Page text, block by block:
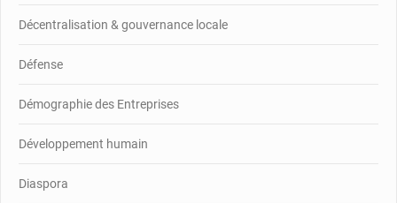
Décentralisation & gouvernance locale
Défense
Démographie des Entreprises
Développement humain
Diaspora